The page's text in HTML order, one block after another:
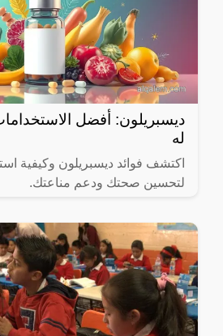
ديسبريلون: أفضل
له
اكتشف فوائد ديسبريلون وكيفية
لتحسين صحتك ودعم مناعتك.